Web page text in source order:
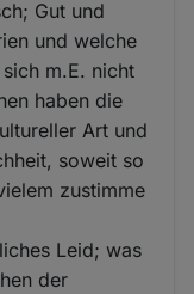
Gut und
und welche
m.E. nicht
haben die
Art und
soweit so
zustimme
Leid; was
der